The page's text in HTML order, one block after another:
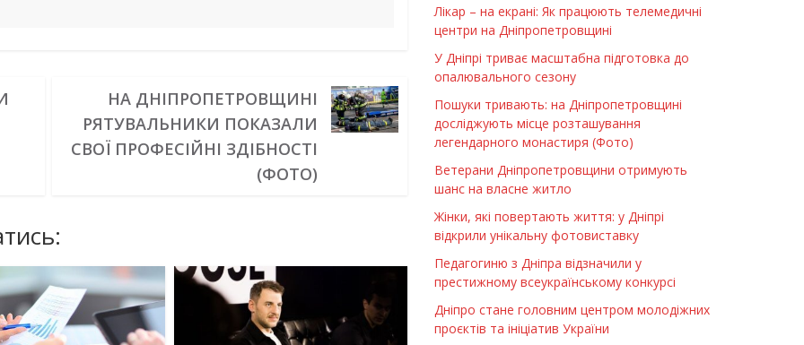
НА ДНІПРОПЕТРОВЩИНІ
РЯТУВАЛЬНИКИ ПОКАЗАЛИ
СВОЇ ПРОФЕСІЙНІ ЗДІБНОСТІ
(ФОТО)
Лікар – на екрані: Як працюють телемедичні
центри на Дніпропетровщині
У Дніпрі триває масштабна підготовка до
опалювального сезону
Пошуки тривають: на Дніпропетровщині
досліджують місце розташування
легендарного монастиря (Фото)
Ветерани Дніпропетровщини отримують
шанс на власне житло
Жінки, які повертають життя: у Дніпрі
відкрили унікальну фотовиставку
Педагогиню з Дніпра відзначили у
престижному всеукраїнському конкурсі
Дніпро стане головним центром молодіжних
проєктів та ініціатив України